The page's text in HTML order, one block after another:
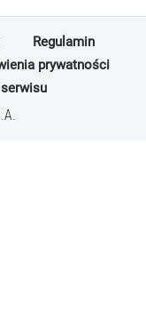
Regulamin
prywatności